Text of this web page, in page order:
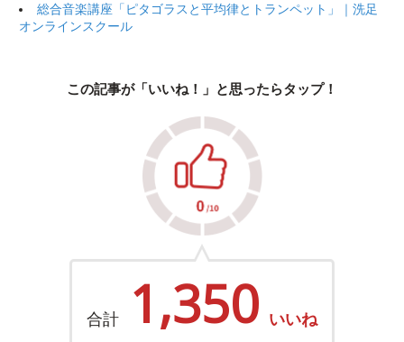
総合音楽講座「ピタゴラスと平均律とトランペット」｜洗足
オンラインスクール
この記事が「いいね！」と思ったらタップ！
合計 1,350 いいね